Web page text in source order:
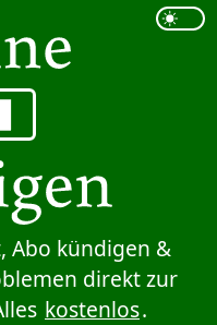
Abo kündigen &
direkt zur
kostenlos.